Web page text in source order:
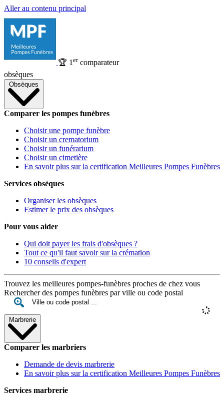
Aller au contenu principal
🏆 1 ercomparateur
obsèques
Obsèques
Comparer les pompes funèbres
Choisir une pompe funèbre
Choisir un crematorium
Choisir un funérarium
Choisir un cimetière
En savoir plus sur la certification Meilleures Pompes Funèbres
Services obsèques
Organiser les obsèques
Estimer le prix des obsèques
Pour vous aider
Qui doit payer les frais d'obsèques ?
Tout ce qu'il faut savoir sur la crémation
10 conseils d'expert
Trouvez les meilleures pompes-funèbres proches de chez vous
Rechercher des pompes funèbres par ville ou code postal
Marbrerie
Comparer les marbriers
Demande de devis marbrerie
En savoir plus sur la certification Meilleures Pompes Funèbres
Services marbrerie